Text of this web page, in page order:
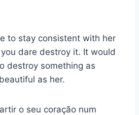
to stay consistent with her
dare destroy it. It would
destroy something as
as her.
o seu coração num